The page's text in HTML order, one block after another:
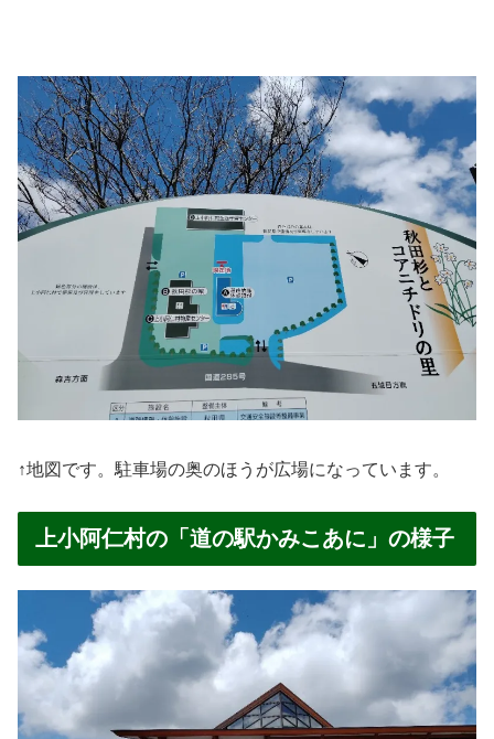
↑地図です。駐車場の奥のほうが広場になっています。
上小阿仁村の「道の駅かみこあに」の様子